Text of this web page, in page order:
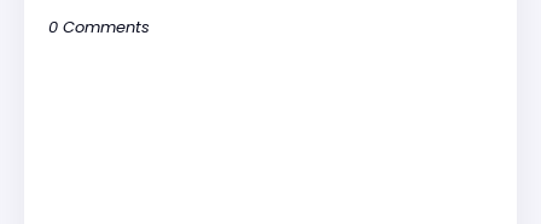
0 Comments